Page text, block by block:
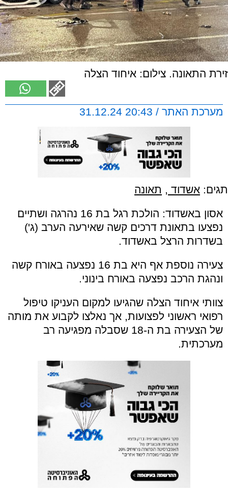
זירת התאונה. צילום: איחוד הצלה
מערכת האתר / 20:43 31.12.24
תגים: אשדוד , תאונה
אסון באשדוד: הולכת רגל בת 16 נהרגה ושתיים
נפצעו בתאונת דרכים קשה שאירעה הערב (ג')
בשדרות הרצל באשדוד.
צעירה נוספת אף היא בת 16 נפצעה באורח קשה
ונהגת הרכב נפצעה באורח בינוני.
צוותי איחוד הצלה שהגיעו למקום העניקו טיפול
רפואי ראשוני לפצועות, אך נאלצו לקבוע את מותה
של הצעירה בת ה-18 שסבלה מפגיעה רב
מערכתית.